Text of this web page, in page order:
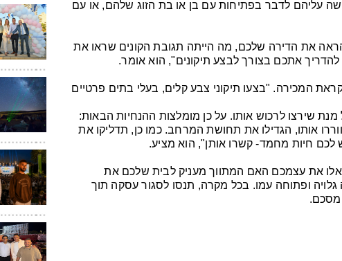
עליהם לדבר בפתיחות עם בן או בת הזוג שלהם, או עם
את הדירה שלכם, מה הייתה תגובת הקונים שראו את
להדריך אתכם בצורך לבצע תיקונים", הוא אומר.
המכירה. "בצעו תיקוני צבע קלים, בעלי בתים פרטיים
שירצו לרכוש אותו. על כן מומלצות ההנחיות הבאות:
אותו, הגדילו את תחושת המרחב. כמו כן, תדליקו את
לכם חיות מחמד- קשרו אותן", הוא מציע.
את עצמכם האם המתווך מעניק לבית שלכם את
ופתוחה עמו. בכל מקרה, תנסו לסגור עסקה תוך
מסכם.